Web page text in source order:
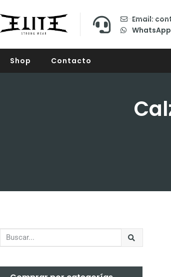
Email:
Shop Contacto